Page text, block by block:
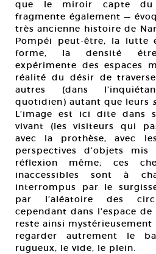
que le miroir capte du
fragmente également —
très ancienne histoire de
Pompéi peut-être, la lutte
forme, la densité
expérimente des espaces
réalité du désir de
autres (dans
quotidien) autant que leurs
L’image est ici dite dans
vivant (les visiteurs qui
avec la prothèse, avec
perspectives d’objets
réflexion même; ces
inaccessibles sont à
interrompus par le
par l’aléatoire des
cependant dans l’espace
reste ainsi mystérieusement
regarder autrement le
rugueux, le vide, le plein.